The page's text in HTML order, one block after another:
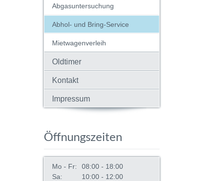
Abgasuntersuchung
Abhol- und Bring-Service
Mietwagenverleih
Oldtimer
Kontakt
Impressum
Öffnungszeiten
Mo - Fr:
08:00 - 18:00
Sa:
10:00 - 12:00